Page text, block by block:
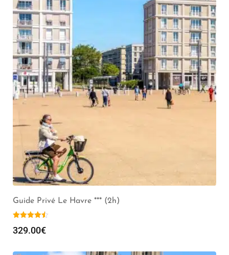
Guide Privé Le Havre *** (2h)
329.00€